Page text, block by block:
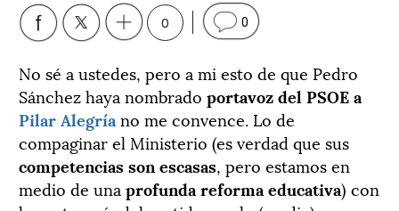
0 0
No sé a ustedes, pero a mi esto de que Pedro
Sánchez haya nombrado portavoz del PSOE a
Pilar Alegría no me convence. Lo de
compaginar el Ministerio (es verdad que sus
competencias son escasas, pero estamos en
medio de una profunda reforma educativa) con